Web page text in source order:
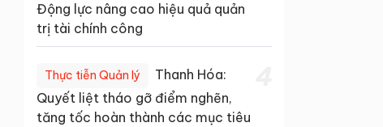
Động lực nâng cao hiệu quả quản
trị tài chính công
Thực tiễn Quản lý
Thanh Hóa:
Quyết liệt tháo gỡ điểm nghẽn,
tăng tốc hoàn thành các mục tiêu